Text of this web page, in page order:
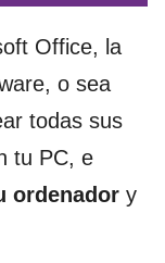
Office, la
o sea
todas sus
tu PC, e
ordenador y